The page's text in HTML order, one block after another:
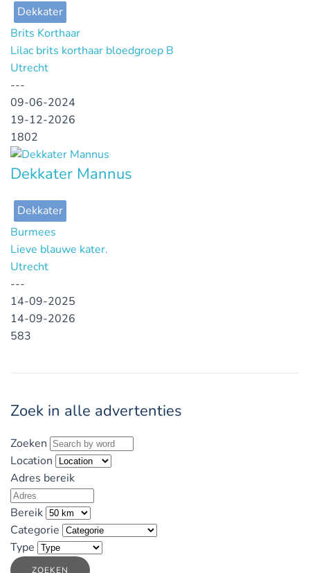
Dekkater
Brits Korthaar
Lilac brits korthaar bloedgroep B
Utrecht
---
09-06-2024
19-12-2026
1802
Dekkater Mannus
Dekkater
Burmees
Lieve blauwe kater.
Utrecht
---
14-09-2025
14-09-2026
583
Zoek in alle advertenties
Zoeken
Location
Adres bereik
Bereik
Categorie
Type
ZOEKEN